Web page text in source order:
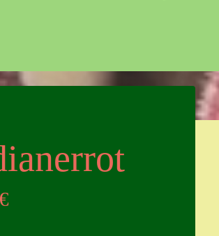
Eintrags-Feed